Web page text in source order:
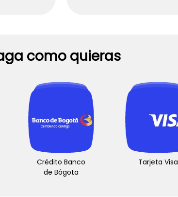
como quieras
Crédito Banco
de Bógota
Tarjeta Visa